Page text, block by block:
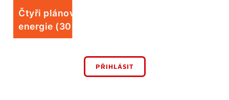
Čtyři plánované odstávky elektrické
energie (30. 7.)
PŘIHLÁSIT